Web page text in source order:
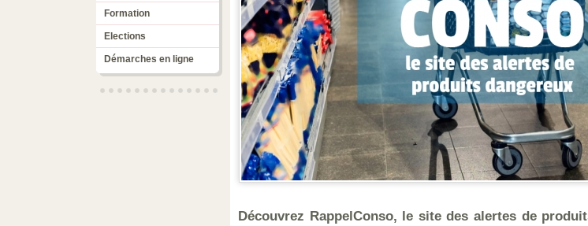
Formation
Elections
Démarches en ligne
Découvrez RappelConso, le site des alertes de